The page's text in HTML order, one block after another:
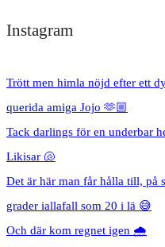
Instagram
Trött men himla nöjd efter ett
querida amiga Jojo 🫶🏼
Tack darlings för en underbar
Likisar 🐚
Det är här man får hålla till, på
grader iallafall som 20 i lä 😅
Och där kom regnet igen 🌧️